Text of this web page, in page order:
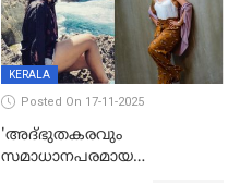
KERALA
Posted On 17-11-2025
'അദ്‌ഭുതകരവും
സമാധാനപരമായ